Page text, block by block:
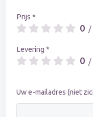
Prijs *
0 /
Levering *
0 /
Uw e-mailadres (niet